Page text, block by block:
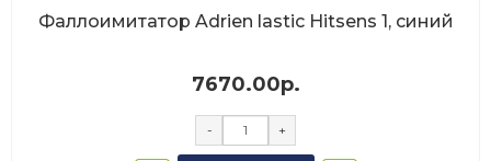
Фаллоимитатор Adrien lastic Hitsens 1, синий
7670.00р.
- +